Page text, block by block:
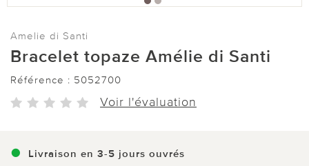
Amelie di Santi
Bracelet topaze Amélie di Santi
Référence : 5052700
Voir l'évaluation
Livraison en 3-5 jours ouvrés